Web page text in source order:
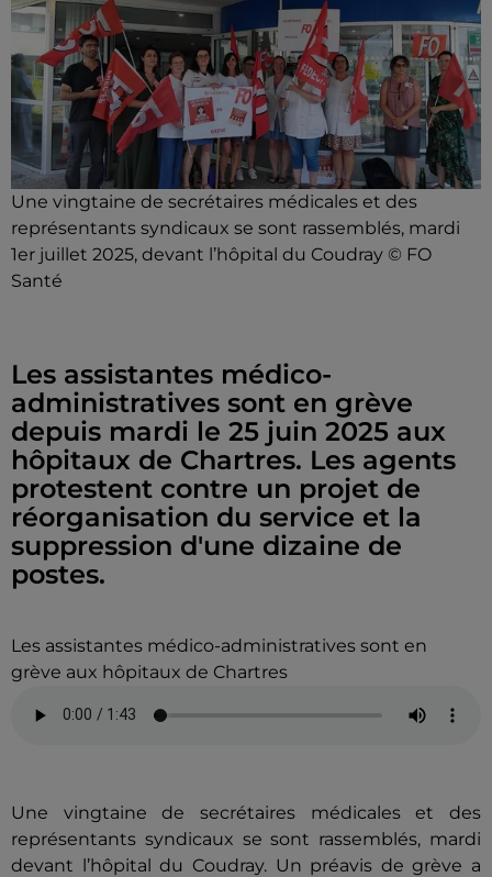
Une vingtaine de secrétaires médicales et des
représentants syndicaux se sont rassemblés, mardi
1er juillet 2025, devant l’hôpital du Coudray © FO
Santé
Les assistantes médico-
administratives sont en grève
depuis mardi le 25 juin 2025 aux
hôpitaux de Chartres. Les agents
protestent contre un projet de
réorganisation du service et la
suppression d'une dizaine de
postes.
Les assistantes médico-administratives sont en
grève aux hôpitaux de Chartres
Une vingtaine de secrétaires médicales et des
représentants syndicaux se sont rassemblés, mardi
devant l’hôpital du Coudray. Un préavis de grève a